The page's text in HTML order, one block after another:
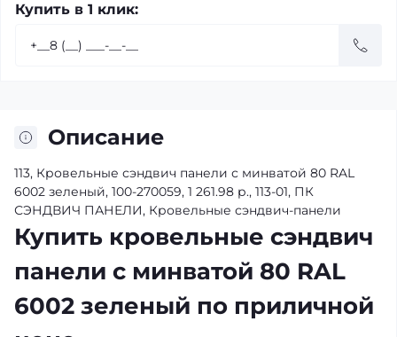
Купить в 1 клик:
Описание
113, Кровельные сэндвич панели с минватой 80 RAL
6002 зеленый, 100-270059, 1 261.98 р., 113-01, ПК
СЭНДВИЧ ПАНЕЛИ, Кровельные сэндвич-панели
Купить кровельные сэндвич
панели с минватой 80 RAL
6002 зеленый по приличной